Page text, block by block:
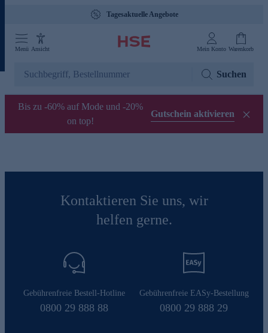
Tagesaktuelle Angebote
Menü Ansicht Mein Konto Warenkorb
Suchen
Bis zu -60% auf Mode und -20%
on top!
Gutschein aktivieren
Kontaktieren Sie uns, wir
helfen gerne.
Gebührenfreie Bestell-Hotline
0800 29 888 88
Gebührenfreie EASy-Bestellung
0800 29 888 29